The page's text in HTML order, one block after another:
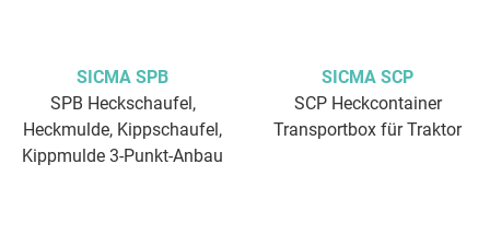
SICMA SPB
SPB Heckschaufel,
Heckmulde, Kippschaufel,
Kippmulde 3-Punkt-Anbau
SICMA SCP
SCP Heckcontainer
Transportbox für Traktor